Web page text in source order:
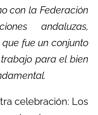
con la Federación
andaluzas,
que fue un conjunto
para el bien
celebración: Los